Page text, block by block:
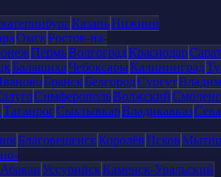
КазаньНижний
ОмскРостов-на-
ПермьВолгоградКраснодар
БалашихаЧебоксарыКалининград
БрянскБелгородСургут
СимферопольВолжский
ТаганрогСыктывкарВладикавказ
БлаговещенскКоролёвПсков
АбаканУссурийскКаменск-Уральский